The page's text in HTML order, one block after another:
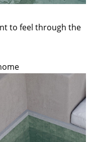
to feel through the